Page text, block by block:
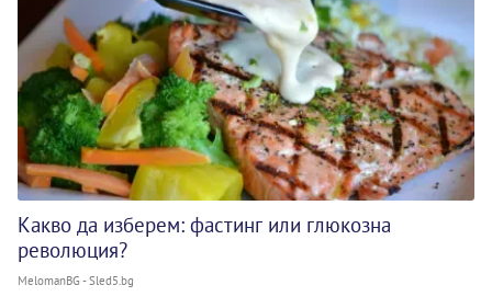
Какво да изберем: фастинг или глюкозна
революция?
MelomanBG - Sled5.bg